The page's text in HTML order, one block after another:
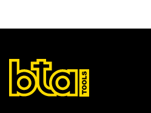
Segmentos - pendiente
Talleres
Construcción
Pintura